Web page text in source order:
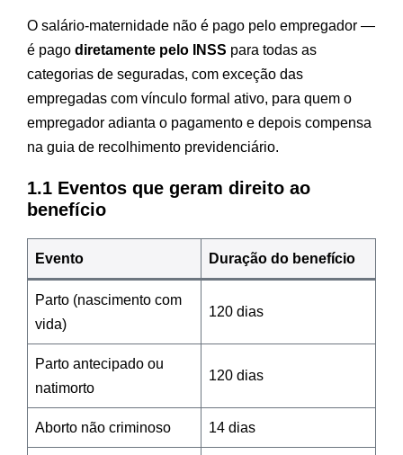
O salário-maternidade não é pago pelo empregador —
é pago diretamente pelo INSS para todas as
categorias de seguradas, com exceção das
empregadas com vínculo formal ativo, para quem o
empregador adianta o pagamento e depois compensa
na guia de recolhimento previdenciário.
1.1 Eventos que geram direito ao
benefício
Evento Duração do benefício
Parto (nascimento com
vida)
120 dias
Parto antecipado ou
natimorto
120 dias
Aborto não criminoso 14 dias